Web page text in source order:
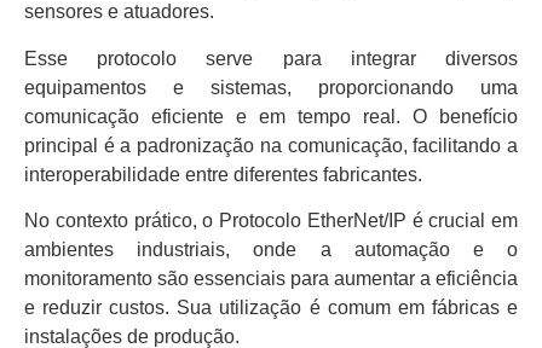
sensores e atuadores.
Esse protocolo serve para integrar diversos
equipamentos e sistemas, proporcionando uma
comunicação eficiente e em tempo real. O benefício
principal é a padronização na comunicação, facilitando a
interoperabilidade entre diferentes fabricantes.
No contexto prático, o Protocolo EtherNet/IP é crucial em
ambientes industriais, onde a automação e o
monitoramento são essenciais para aumentar a eficiência
e reduzir custos. Sua utilização é comum em fábricas e
instalações de produção.